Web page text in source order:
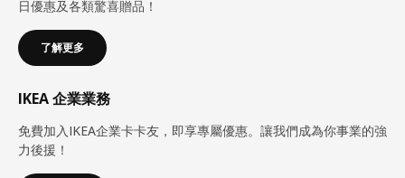
日優惠及各類驚喜贈品！
了解更多
IKEA 企業業務
免費加入IKEA企業卡卡友，即享專屬優惠。讓我們成為你事業的強
力後援！